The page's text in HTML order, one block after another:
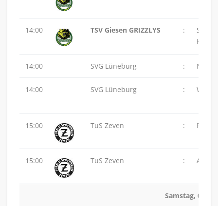
14:00 TSV Giesen GRIZZLYS :
SG
14:00 SVG Lüneburg : MTV
14:00 SVG Lüneburg :
15:00 TuS Zeven : PSV
15:00 TuS Zeven : ASC
Samstag,